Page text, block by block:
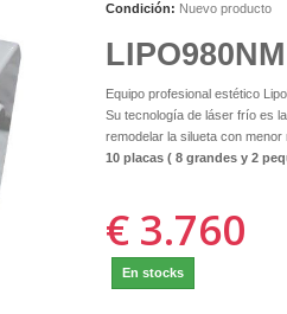
Condición: Nuevo producto
LIPO980NM
Equipo profesional estético
Su tecnología de láser frío es
remodelar la silueta con menor
10 placas ( 8 grandes y 2
€ 3.760
En stocks